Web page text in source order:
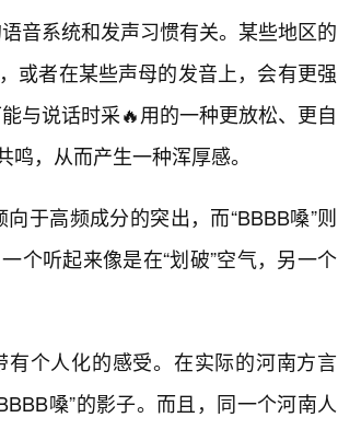
音系统和发声习惯有关。某些地区的
或者在某些声母的发音上，会有更强
与说话时采🔥用的一种更放松、更自
，从而产生一种浑厚感。
于高频成分的突出，而“BBBB嗓”则
个听起来像是在“划破”空气，另一个
个人化的感受。在实际的河南方言
嗓”的影子。而且，同一个河南人